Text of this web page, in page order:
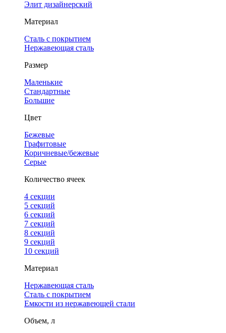
Элит дизайнерский
Материал
Сталь с покрытием
Нержавеющая сталь
Размер
Маленькие
Стандартные
Большие
Цвет
Бежевые
Графитовые
Коричневые/бежевые
Серые
Количество ячеек
4 cекции
5 секций
6 секций
7 секций
8 секций
9 секций
10 секций
Материал
Нержавеющая сталь
Сталь с покрытием
Емкости из нержавеющей стали
Объем, л